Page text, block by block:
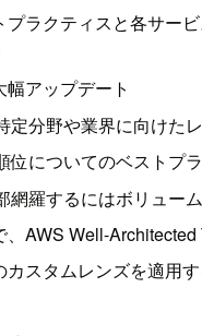
プラクティスと各サー
幅アップデート
定分野や業界に向けた
位についてのベストプ
網羅するにはボリューム
、AWS Well-Architected
カスタムレンズを適用